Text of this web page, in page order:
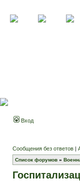
Вход
Сообщения без ответов |
Список форумов »